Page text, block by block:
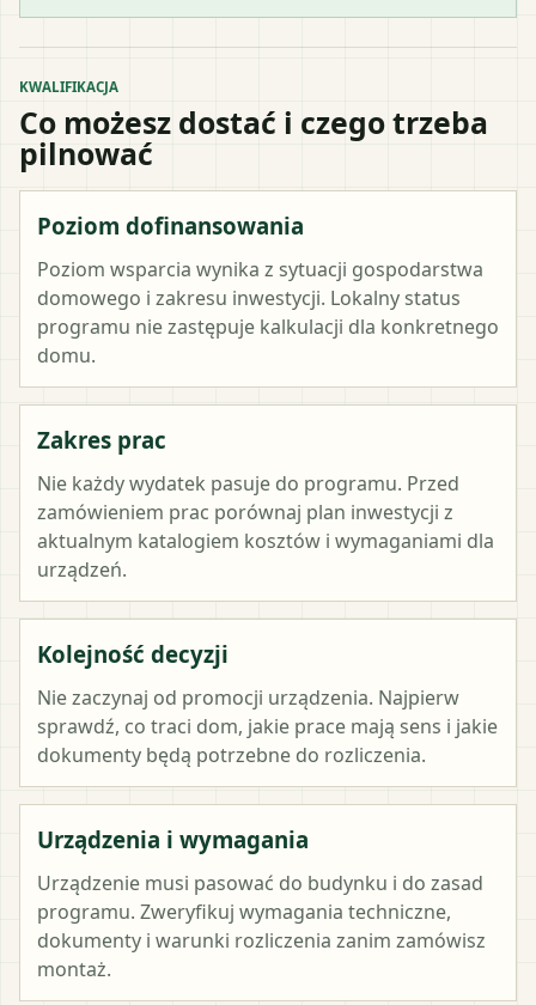
KWALIFIKACJA
Co możesz dostać i czego trzeba
pilnować
Poziom dofinansowania
Poziom wsparcia wynika z sytuacji gospodarstwa
domowego i zakresu inwestycji. Lokalny status
programu nie zastępuje kalkulacji dla konkretnego
domu.
Zakres prac
Nie każdy wydatek pasuje do programu. Przed
zamówieniem prac porównaj plan inwestycji z
aktualnym katalogiem kosztów i wymaganiami dla
urządzeń.
Kolejność decyzji
Nie zaczynaj od promocji urządzenia. Najpierw
sprawdź, co traci dom, jakie prace mają sens i jakie
dokumenty będą potrzebne do rozliczenia.
Urządzenia i wymagania
Urządzenie musi pasować do budynku i do zasad
programu. Zweryfikuj wymagania techniczne,
dokumenty i warunki rozliczenia zanim zamówisz
montaż.